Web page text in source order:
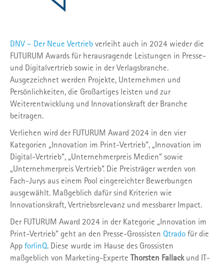
DNV – Der Neue Vertrieb verleiht auch in 2024 wieder die
FUTURUM Awards für herausragende Leistungen in Presse-
und Digitalvertrieb sowie in der Verlagsbranche.
Ausgezeichnet werden Projekte, Unternehmen und
Persönlichkeiten, die Großartiges leisten und zur
Weiterentwicklung und Innovationskraft der Branche
beitragen.
Verliehen wird der FUTURUM Award 2024 in den vier
Kategorien „Innovation im Print-Vertrieb“, „Innovation im
Digital-Vertrieb“, „Unternehmerpreis Medien“ sowie
„Unternehmerpreis Vertrieb“. Die Preisträger werden von
Fach-Jurys aus einem Pool eingereichter Bewerbungen
ausgewählt. Maßgeblich dafür sind Kriterien wie
Innovationskraft, Vertriebsrelevanz und messbarer Impact.
Der FUTURUM Award 2024 in der Kategorie „Innovation im
Print-Vertrieb“ geht an den Presse-Grossisten Qtrado für die
App forlinQ. Diese wurde im Hause des Grossisten
maßgeblich von Marketing-Experte Thorsten Fallackund IT-